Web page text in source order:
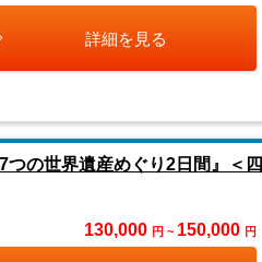
詳細を見る
つの世界遺産めぐり2日間』＜四
130,000 円 ~ 150,000 円